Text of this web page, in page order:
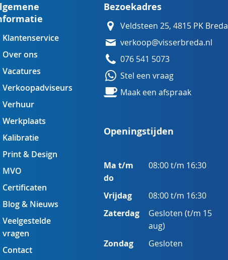
Klantenservice
Over ons
Vacatures
Verkoopadviseurs
Verhuur
Werkplaats
Kalibratie
Print & Design
MVO
Certificaten
Blog & Nieuws
Veelgestelde
vragen
Contact
Bezoekadres
Veldsteen 25, 4815 PK Breda
verkoop@visserbreda.nl
076 541 5073
Stel een vraag
Maak een afspraak
Openingstijden
Ma t/m
do
08:00 t/m 16:30
Vrijdag 08:00 t/m 16:30
Zaterdag
Gesloten (t/m 15
aug)
Zondag Gesloten